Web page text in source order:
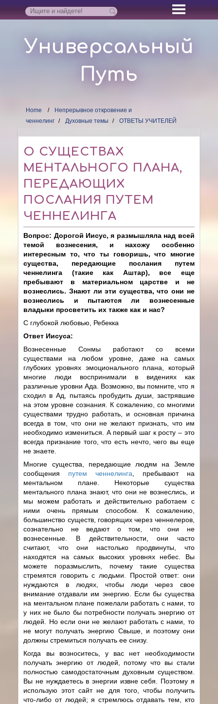
Универсальный
Путь
Home
Непрерывное откровение и
ченнелинг
Духовные темы ОТВЕТЫ УЧИТЕЛЕЙ
О СУЩЕСТВАХ
МЕНТАЛЬНОГО ПЛАНА,
ПЕРЕДАЮЩИХ
ПОСЛАНИЯ ПУТЕМ
ЧЕННЕЛИНГА
Вопрос: Дорогой Иисус, я размышляла над всей
темой вознесения, и нахожу особенно
интересным то, что ты говоришь, что многие
существа, передающие послания путем
ченнелинга (такие как Аштар), все еще
пребывают в материальном царстве и не
вознеслись. Знают ли эти существа, что они не
вознеслись и пытаются ли вознесенные
владыки просветить их также как и нас?
С глубокой любовью, Ребекка
Ответ Иисуса:
Вознесенные Сонмы работают со всеми
существами на любом уровне, даже на самых
глубоких уровнях эмоционального плана, который
многие люди воспринимали в видениях как
различные уровни Ада. Возможно, вы помните, что я
сходил в Ад, пытаясь пробудить души, застрявшие
на этом уровне сознания. К сожалению, со многими
существами трудно работать, и основная причина
всегда в том, что они не желают признать, что им
необходимо измениться. А первый шаг к росту – это
всегда признание того, что есть нечто, чего вы еще
не знаете.
Многие существа, передающие людям на Земле
сообщения путем ченнелинга , пребывают на
ментальном плане. Некоторые существа
ментального плана знают, что они не вознеслись, и
мы можем работать и действительно работаем с
ними очень прямым способом. К сожалению,
большинство существ, говорящих через ченнелеров,
сознательно не ведают о том, что они не
вознесенные. В действительности, они часто
считают, что они настолько продвинуты, что
находятся на самых высоких уровнях небес. Вы
можете поразмыслить, почему такие существа
стремятся говорить с людьми. Простой ответ: они
нуждаются в людях, чтобы люди через свое
внимание отдавали им энергию. Если бы существа
на ментальном плане пожелали работать с нами, то
у них не было бы потребности получать энергию от
людей. Но если они не желают работать с нами, то
не могут получать энергию Свыше, и поэтому они
должны стремиться получать ее снизу.
Когда вы возноситесь, у вас нет необходимости
получать энергию от людей, потому что вы стали
полностью самодостаточным духовным существом.
Вы не нуждаетесь в энергии извне себя. Поэтому я
использую этот сайт не для того, чтобы получить
что-либо от людей; я стремлюсь отдавать тем, кто